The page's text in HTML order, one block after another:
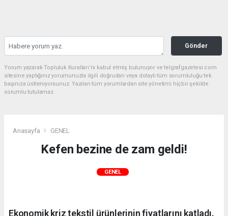
Gönder
Yorum yazarak Topluluk Kuralları’nı kabul etmiş bulunuyor ve telgrafgazetesi.com
sitesine yaptığınız yorumunuzla ilgili doğrudan veya dolaylı tüm sorumluluğu tek
başınıza üstleniyorsunuz. Yazılan tüm yorumlardan site yönetimi hiçbir şekilde
sorumlu tutulamaz.
Anasayfa GENEL
Kefen bezine de zam geldi!
GENEL
Ekonomik kriz tekstil ürünlerinin fiyatlarını katladı.